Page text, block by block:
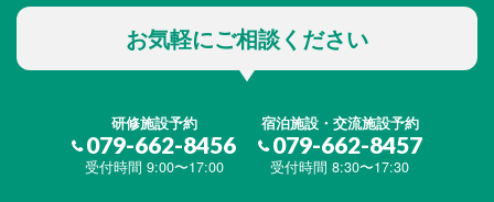
お気軽にご相談ください
研修施設予約
079-662-8456
受付時間 9:00〜17:00
宿泊施設・交流施設予約
079-662-8457
受付時間 8:30〜17:30